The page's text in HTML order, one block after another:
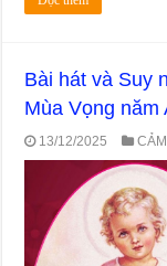
Bài hát và Suy
Mùa Vọng năm
13/12/2025